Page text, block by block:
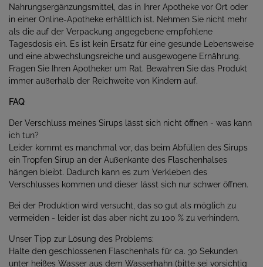
Nahrungsergänzungsmittel, das in Ihrer Apotheke vor Ort oder
in einer Online-Apotheke erhältlich ist. Nehmen Sie nicht mehr
als die auf der Verpackung angegebene empfohlene
Tagesdosis ein. Es ist kein Ersatz für eine gesunde Lebensweise
und eine abwechslungsreiche und ausgewogene Ernährung.
Fragen Sie Ihren Apotheker um Rat. Bewahren Sie das Produkt
immer außerhalb der Reichweite von Kindern auf.
FAQ
Der Verschluss meines Sirups lässt sich nicht öffnen - was kann
ich tun?
Leider kommt es manchmal vor, das beim Abfüllen des Sirups
ein Tropfen Sirup an der Außenkante des Flaschenhalses
hängen bleibt. Dadurch kann es zum Verkleben des
Verschlusses kommen und dieser lässt sich nur schwer öffnen.
Bei der Produktion wird versucht, das so gut als möglich zu
vermeiden - leider ist das aber nicht zu 100 % zu verhindern.
Unser Tipp zur Lösung des Problems:
Halte den geschlossenen Flaschenhals für ca. 30 Sekunden
unter heißes Wasser aus dem Wasserhahn (bitte sei vorsichtig